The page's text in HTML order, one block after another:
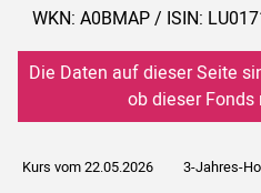
WKN: A0BMAP / ISIN:
Die Daten auf dieser Seite
ob dieser
Kurs vom 22.05.2026 3-Jahres-